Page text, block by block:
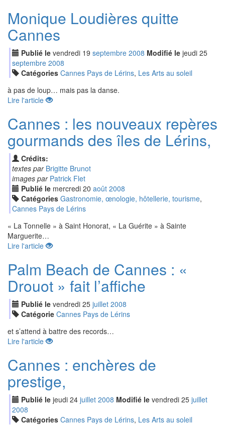
Monique Loudières quitte
Cannes
Publié le vendredi 19 septembre 2008 Modifié le jeudi 25
septembre 2008
Catégories Cannes Pays de Lérins, Les Arts au soleil
à pas de loup… mais pas la danse.
Lire l'article
Cannes : les nouveaux repères
gourmands des îles de Lérins,
Crédits:
textes par Brigitte Brunot
images par Patrick Flet
Publié le mercredi 20 août 2008
Catégories Gastronomie, œnologie, hôtellerie, tourisme,
Cannes Pays de Lérins
« La Tonnelle » à Saint Honorat, « La Guérite » à Sainte
Marguerite…
Lire l'article
Palm Beach de Cannes : «
Drouot » fait l’affiche
Publié le vendredi 25 juillet 2008
Catégorie Cannes Pays de Lérins
et s’attend à battre des records…
Lire l'article
Cannes : enchères de
prestige,
Publié le jeudi 24 juillet 2008 Modifié le vendredi 25 juillet
2008
Catégories Cannes Pays de Lérins, Les Arts au soleil